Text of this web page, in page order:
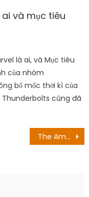
và mục tiêu
là ai, và Mục tiêu
của nhóm
bố mốc thời kì của
Thunderbolts cũng đã
The Amazing Race Australia Season 6 Episode 13: Ngày phát hành, Spoilers & Preview